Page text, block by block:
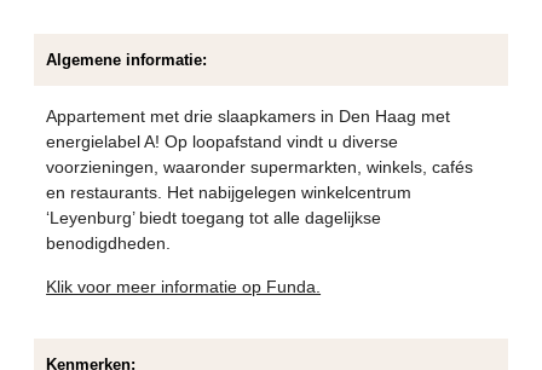
Algemene informatie:
Appartement met drie slaapkamers in Den Haag met
energielabel A! Op loopafstand vindt u diverse
voorzieningen, waaronder supermarkten, winkels, cafés
en restaurants. Het nabijgelegen winkelcentrum
‘Leyenburg’ biedt toegang tot alle dagelijkse
benodigdheden.
Klik voor meer informatie op Funda.
Kenmerken: